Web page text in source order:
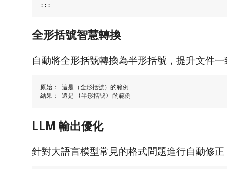
全形括號智慧轉換
自動將全形括號轉換為半形括號，提升文件
原始： 這是（全形括號）的範例
LLM 輸出優化
針對大語言模型常見的格式問題進行自動修正